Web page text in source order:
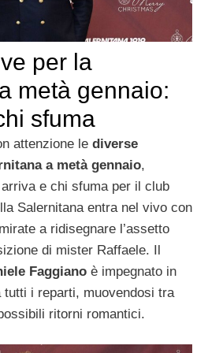
per la
metà gennaio:
sfuma
attenzione le diverse
a metà gennaio,
e chi sfuma per il club
Salernitana entra nel vivo con
a ridisegnare l’assetto
di mister Raffaele. Il
Faggiano è impegnato in
i reparti, muovendosi tra
ritorni romantici.